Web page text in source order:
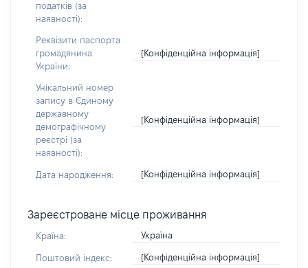
податків (за
наявності):
Реквізити паспорта
громадянина
України:
[Конфіденційна інформація]
Унікальний номер
запису в Єдиному
державному
демографічному
реєстрі (за
наявності):
[Конфіденційна інформація]
Дата народження: [Конфіденційна інформація]
Зареєстроване місце проживання
Країна: Україна
Поштовий індекс: [Конфіденційна інформація]